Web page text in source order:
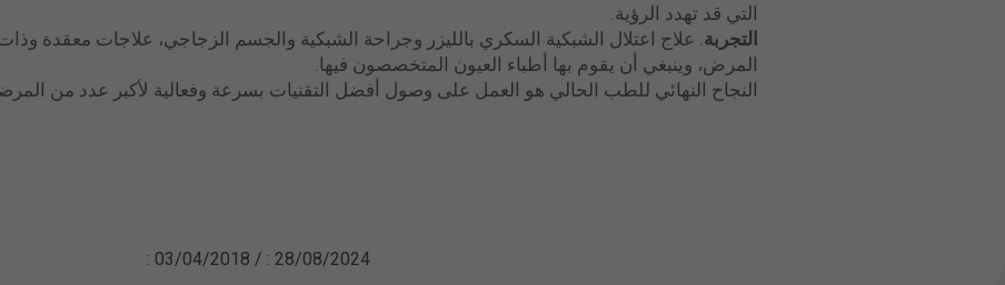
التي قد تهدد الرؤية.
التجربة. علاج اعتلال الشبكية السكري بالليزر وجراحة الشبكية والجسم الزجاجي، علاجات معقدة
المرض، وينبغي أن يقوم بها أطباء العيون المتخصصون فيها.
النجاح النهائي للطب الحالي هو العمل على وصول أفضل التقنيات بسرعة وفعالية لأكبر عدد من
: 03/04/2018 / : 28/08/2024